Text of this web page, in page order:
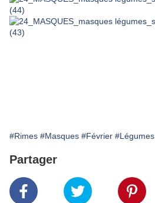
#Rimes #Masques #Février #Légumes
Partager